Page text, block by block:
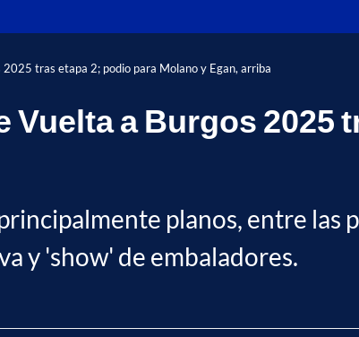
tras etapa 2; podio para Molano y Egan, arriba
a Burgos 2025
planos, entre las
y 'show' de embaladores.